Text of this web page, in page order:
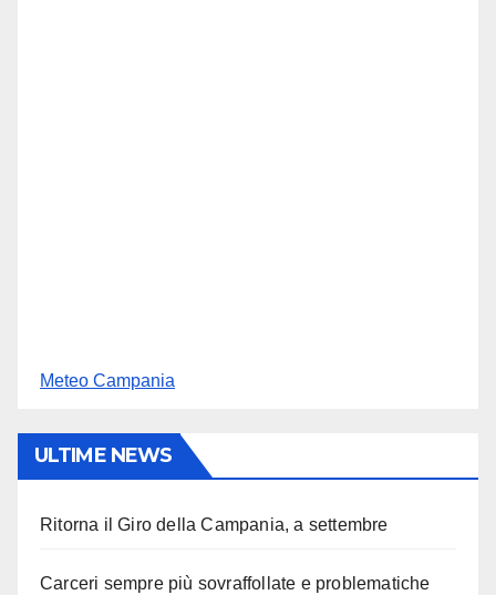
Meteo Campania
ULTIME NEWS
Ritorna il Giro della Campania, a settembre
Carceri sempre più sovraffollate e problematiche